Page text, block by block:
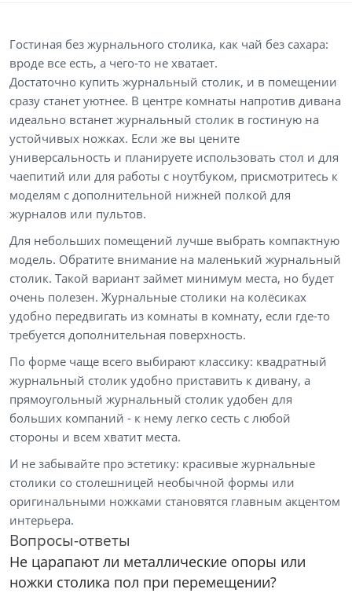
Гостиная без журнального столика, как чай без сахара:
вроде все есть, а чего-то не хватает.
Достаточно купить журнальный столик, и в помещении
сразу станет уютнее. В центре комнаты напротив дивана
идеально встанет журнальный столик в гостиную на
устойчивых ножках. Если же вы цените
универсальность и планируете использовать стол и для
чаепитий или для работы с ноутбуком, присмотритесь к
моделям с дополнительной нижней полкой для
журналов или пультов.
Для небольших помещений лучше выбрать компактную
модель. Обратите внимание на маленький журнальный
столик. Такой вариант займет минимум места, но будет
очень полезен. Журнальные столики на колёсиках
удобно передвигать из комнаты в комнату, если где-то
требуется дополнительная поверхность.
По форме чаще всего выбирают классику: квадратный
журнальный столик удобно приставить к дивану, а
прямоугольный журнальный столик удобен для
больших компаний - к нему легко сесть с любой
стороны и всем хватит места.
И не забывайте про эстетику: красивые журнальные
столики со столешницей необычной формы или
оригинальными ножками становятся главным акцентом
интерьера.
Вопросы-ответы
Не царапают ли металлические опоры или
ножки столика пол при перемещении?